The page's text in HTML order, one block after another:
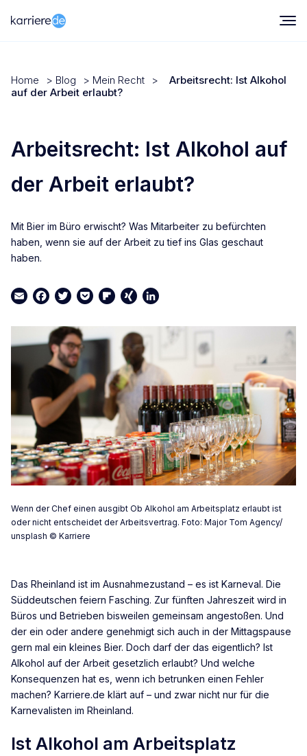
Home > Blog > Mein Recht >
Arbeitsrecht: Ist Alkohol
auf der Arbeit erlaubt?
Arbeitsrecht: Ist Alkohol auf
der Arbeit erlaubt?
Mit Bier im Büro erwischt? Was Mitarbeiter zu befürchten
haben, wenn sie auf der Arbeit zu tief ins Glas geschaut
haben.
EmailFacebook
TwitterPocketFlipboard
XINGLinkedIn
Wenn der Chef einen ausgibt Ob Alkohol am Arbeitsplatz erlaubt ist
oder nicht entscheidet der Arbeitsvertrag. Foto: Major Tom Agency/
unsplash © Karriere
Das Rheinland ist im Ausnahmezustand – es ist Karneval. Die
Süddeutschen feiern Fasching. Zur fünften Jahreszeit wird in
Büros und Betrieben bisweilen gemeinsam angestoßen. Und
der ein oder andere genehmigt sich auch in der Mittagspause
gern mal ein kleines Bier. Doch darf der das eigentlich? Ist
Alkohol auf der Arbeit gesetzlich erlaubt? Und welche
Konsequenzen hat es, wenn ich betrunken einen Fehler
machen? Karriere.de klärt auf – und zwar nicht nur für die
Karnevalisten im Rheinland.
Ist Alkohol am Arbeitsplatz